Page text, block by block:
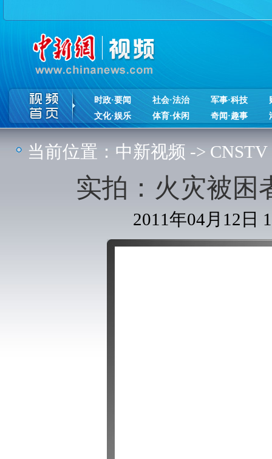
时政·要闻 社会·法治 军事·科技
文化·娱乐
体育·休闲 奇闻·趣事
当前位置： 中新视频 -> CNSTV
实拍：火灾被困
2011年04月12